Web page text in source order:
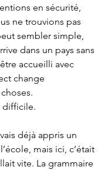
en sécurité,
ne trouvions pas
sembler simple,
dans un pays sans
accueilli avec
change
difficile.
déjà appris un
mais ici, c’était
vite. La grammaire